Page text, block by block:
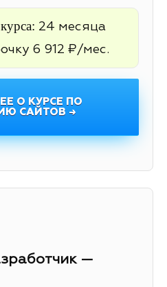
24 месяца
6 912 ₽/мес.
О КУРСЕ ПО
САЙТОВ →
—